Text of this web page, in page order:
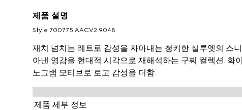
제품 설명
Style ‎700775 AACV2 9048
재치 넘치는 레트로 감성을 자아내는 청키한 실루엣의 스
아낸 영감을 현대적 시각으로 재해석하는 구찌 컬렉션.
노그램 모티브로 로고 감성을 더함.
제품 세부 정보